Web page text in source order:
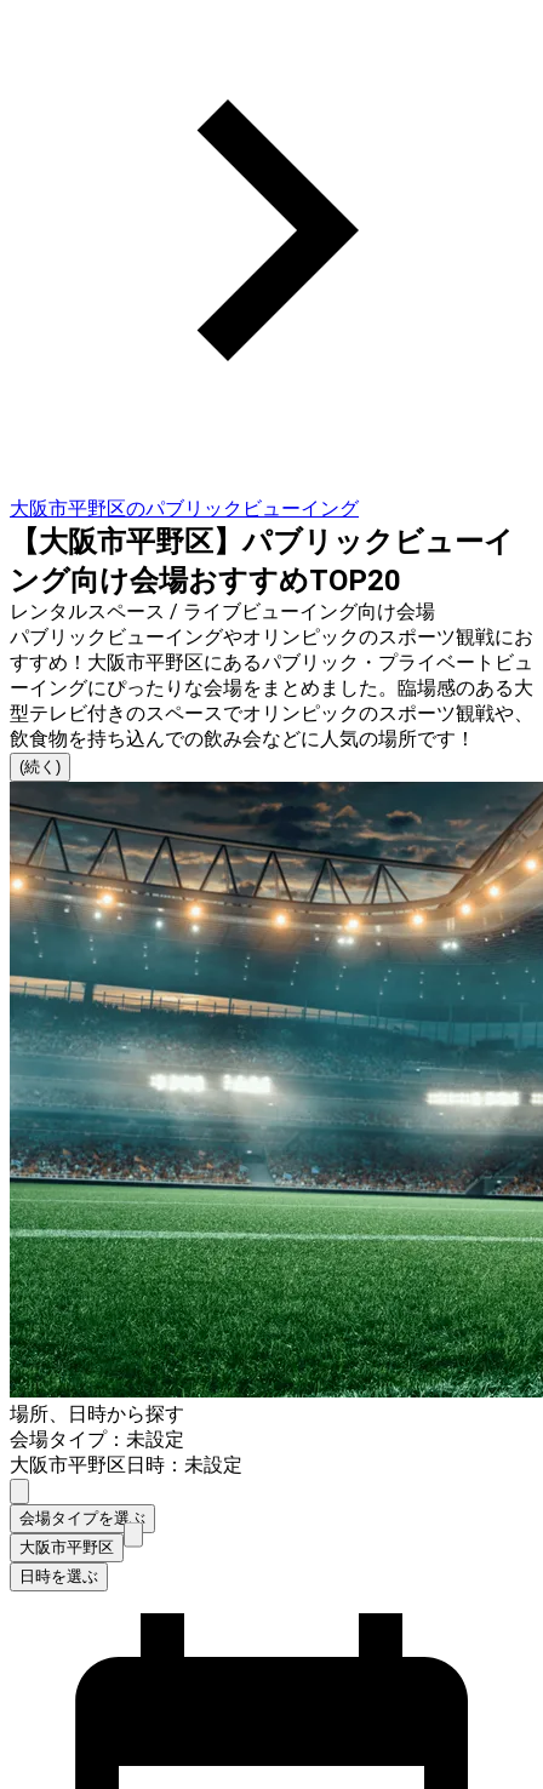
大阪市平野区のパブリックビューイング
【大阪市平野区】パブリックビューイ
ング向け会場おすすめTOP20
レンタルスペース / ライブビューイング向け会場
パブリックビューイングやオリンピックのスポーツ観戦にお
すすめ！大阪市平野区にあるパブリック・プライベートビュ
ーイングにぴったりな会場をまとめました。臨場感のある大
型テレビ付きのスペースでオリンピックのスポーツ観戦や、
飲食物を持ち込んでの飲み会などに人気の場所です！
(続く)
場所、日時から探す
会場タイプ：未設定
大阪市平野区日時：未設定
会場タイプを選ぶ
大阪市平野区
日時を選ぶ